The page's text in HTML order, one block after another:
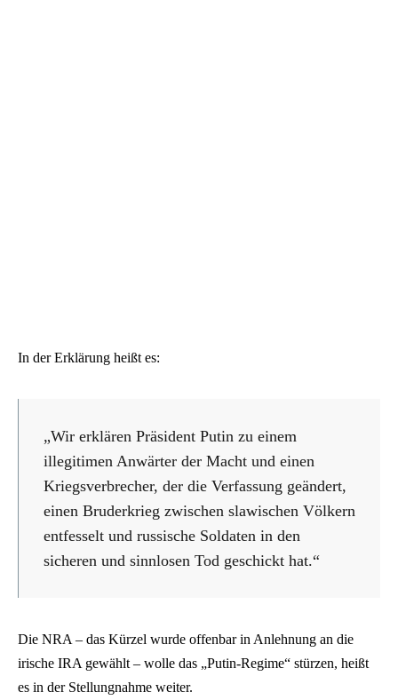
In der Erklärung heißt es:
„Wir erklären Präsident Putin zu einem
illegitimen Anwärter der Macht und einen
Kriegsverbrecher, der die Verfassung geändert,
einen Bruderkrieg zwischen slawischen Völkern
entfesselt und russische Soldaten in den
sicheren und sinnlosen Tod geschickt hat.“
Die NRA – das Kürzel wurde offenbar in Anlehnung an die
irische IRA gewählt – wolle das „Putin-Regime“ stürzen, heißt
es in der Stellungnahme weiter.